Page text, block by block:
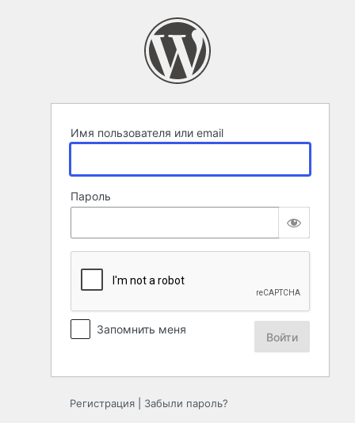
Имя пользователя или email
Пароль
Запомнить меня
Регистрация Забыли пароль?